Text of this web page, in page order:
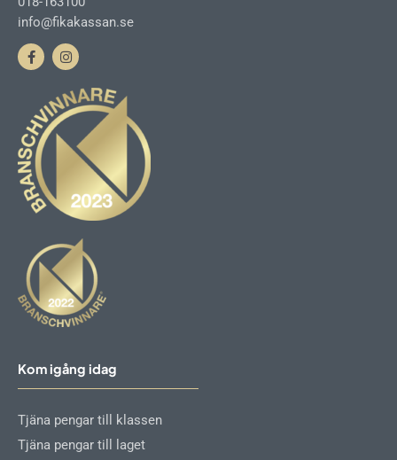
info@fikakassan.se
F
b
o
o
k
-
f
I
s
t
a
r
Kom igång idag
Tjäna pengar till klassen
Tjäna pengar till laget